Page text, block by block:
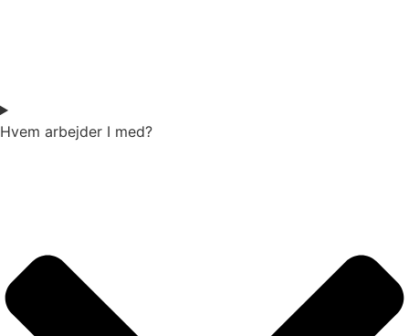
Hvem arbejder I med?